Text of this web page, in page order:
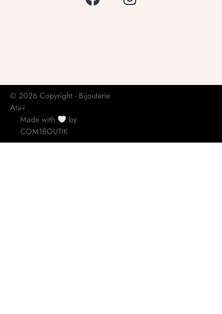
© 2026 Copyright - Bijouterie
Ata-ï
Made with
by
COM1BOUTIK